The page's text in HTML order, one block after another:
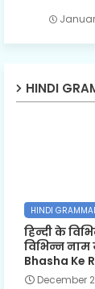
HINDI
HINDI
हिन्दी के
विभिन्न नाम
Bhasha Ke
December